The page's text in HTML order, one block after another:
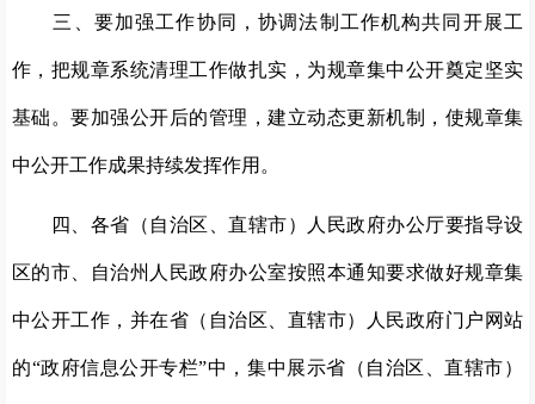
三、要加强工作协同，协调法制工作机构共同开展工
作，把规章系统清理工作做扎实，为规章集中公开奠定坚实
基础。要加强公开后的管理，建立动态更新机制，使规章集
中公开工作成果持续发挥作用。
四、各省（自治区、直辖市）人民政府办公厅要指导设
区的市、自治州人民政府办公室按照本通知要求做好规章集
中公开工作，并在省（自治区、直辖市）人民政府门户网站
的“政府信息公开专栏”中，集中展示省（自治区、直辖市）